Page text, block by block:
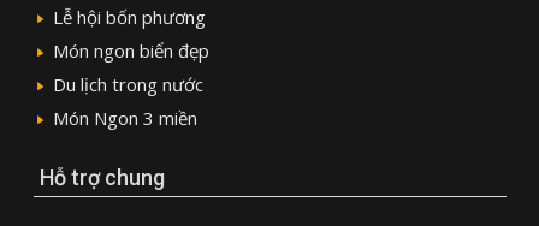
Lễ hội bốn phương
Món ngon biển đẹp
Du lịch trong nước
Món Ngon 3 miền
Hỗ trợ chung